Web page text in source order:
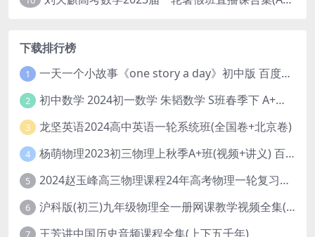
下载排行榜
1 一天一个小故事《one story a day》初中版 百度网盘分享下载
2 初中数学 2024初一数学 朱韬数学 S班春季下 A+班春季下 百度云网盘
3 龙坚英语2024高中英语一轮系统班(全国卷+北京卷)
4 杨萌物理2023初三物理上秋季A+班(视频+讲义) 百度网盘分享
5 2024赵玉峰高三物理课程24年高考物理一轮复习网课教程
6 沪科版(初三)九年级物理全一册网课教学视频全集(录播版 杜春雨 66讲)
7 王芳讲中国历史音频课程全集(上下五千年)